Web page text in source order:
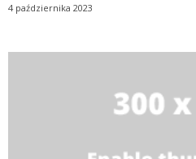
4 października 2023